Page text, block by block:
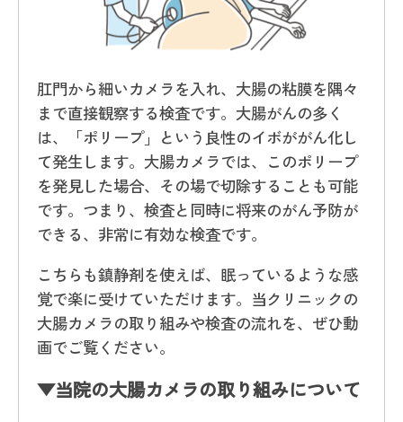
肛門から細いカメラを入れ、大腸の粘膜を隅々
まで直接観察する検査です。大腸がんの多く
は、「ポリープ」という良性のイボががん化し
て発生します。大腸カメラでは、このポリープ
を発見した場合、その場で切除することも可能
です。つまり、検査と同時に将来のがん予防が
できる、非常に有効な検査です。
こちらも鎮静剤を使えば、眠っているような感
覚で楽に受けていただけます。当クリニックの
大腸カメラの取り組みや検査の流れを、ぜひ動
画でご覧ください。
▼当院の大腸カメラの取り組みについて